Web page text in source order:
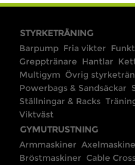
STYRKETRÄNING
Barpump Fria vikter
Grepptränare Hantlar
Multigym Övrig
Powerbags & Sandsäckar
Ställningar & Racks
Viktväst
GYMUTRUSTNING
Armmaskiner
Bröstmaskiner Cable